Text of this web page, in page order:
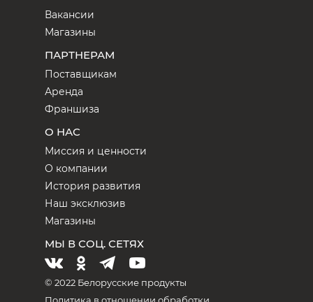
Вакансии
Магазины
ПАРТНЕРАМ
Поставщикам
Аренда
Франшиза
О НАС
Миссия и ценности
О компании
История развития
Наш эксклюзив
Магазины
МЫ В СОЦ. СЕТЯХ
© 2022 Белорусские продукты